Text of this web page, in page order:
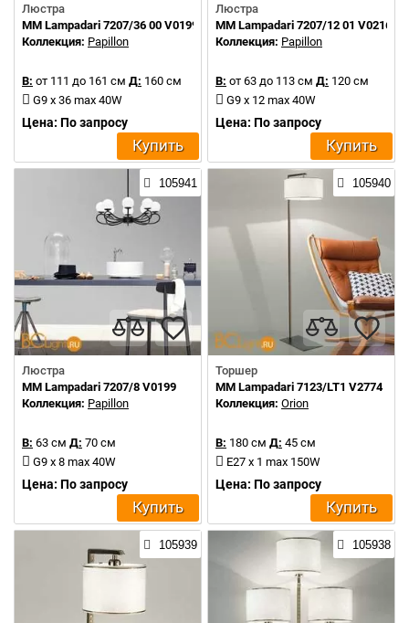
Люстра
MM Lampadari 7207/36 00 V0199
Коллекция: Papillon
В: от 111 до 161 см Д: 160 см
G9 x 36 max 40W
Цена: По запросу
Купить
Люстра
MM Lampadari 7207/12 01 V0216
Коллекция: Papillon
В: от 63 до 113 см Д: 120 см
G9 x 12 max 40W
Цена: По запросу
Купить
105941
Люстра
MM Lampadari 7207/8 V0199
Коллекция: Papillon
В: 63 см Д: 70 см
G9 x 8 max 40W
Цена: По запросу
Купить
105940
Торшер
MM Lampadari 7123/LT1 V2774
Коллекция: Orion
В: 180 см Д: 45 см
E27 x 1 max 150W
Цена: По запросу
Купить
105939 105938